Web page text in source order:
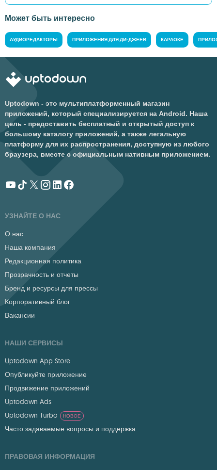
Может быть интересно
АУДИОРЕДАКТОРЫ ПРИЛОЖЕНИЯ ДЛЯ ДИ-ДЖЕЕВ КАРАОКЕ
Uptodown - это мультиплатформенный магазин
приложений, который специализируется на Android. Наша
цель - предоставить бесплатный и открытый доступ к
большому каталогу приложений, а также легальную
платформу для их распространения, доступную из любого
браузера, вместе с официальным нативным приложением.
УЗНАЙТЕ О НАС
О нас
Наша компания
Редакционная политика
Прозрачность и отчеты
Бренд и ресурсы для прессы
Корпоративный блог
Вакансии
НАШИ СЕРВИСЫ
Uptodown App Store
Опубликуйте приложение
Продвижение приложений
Uptodown Ads
Uptodown Turbo
НОВОЕ
Часто задаваемые вопросы и поддержка
ПРАВОВАЯ ИНФОРМАЦИЯ